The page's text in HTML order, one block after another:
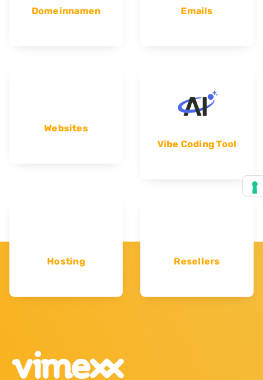
Domeinnamen Emails
Websites
Vibe Coding Tool
Hosting Resellers